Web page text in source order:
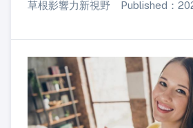
草根影響力新視野 Published：